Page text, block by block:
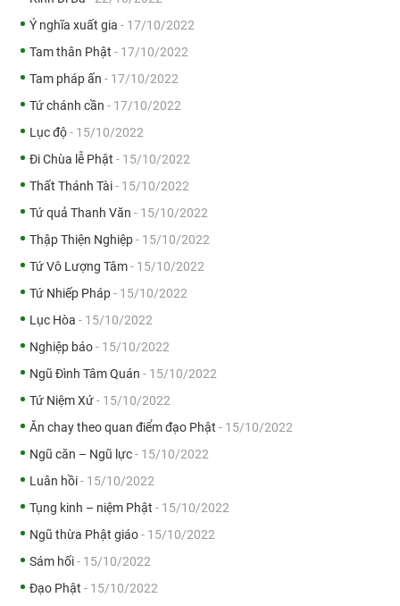
Ý nghĩa xuất gia - 17/10/2022
Tam thân Phật - 17/10/2022
Tam pháp ấn - 17/10/2022
Tứ chánh cần - 17/10/2022
Lục độ- 15/10/2022
Đi Chùa lễ Phật - 15/10/2022
Thất Thánh Tài- 15/10/2022
Tứ quả Thanh Văn - 15/10/2022
Thập Thiện Nghiệp- 15/10/2022
Tứ Vô Lượng Tâm- 15/10/2022
Tứ Nhiếp Pháp- 15/10/2022
Lục Hòa - 15/10/2022
Nghiệp báo- 15/10/2022
Ngũ Đình Tâm Quán - 15/10/2022
Tứ Niệm Xứ- 15/10/2022
Ăn chay theo quan điểm đạo Phật - 15/10/2022
Ngũ căn – Ngũ lực- 15/10/2022
Luân hồi- 15/10/2022
Tụng kinh – niệm Phật - 15/10/2022
Ngũ thừa Phật giáo- 15/10/2022
Sám hối- 15/10/2022
Đạo Phật - 15/10/2022